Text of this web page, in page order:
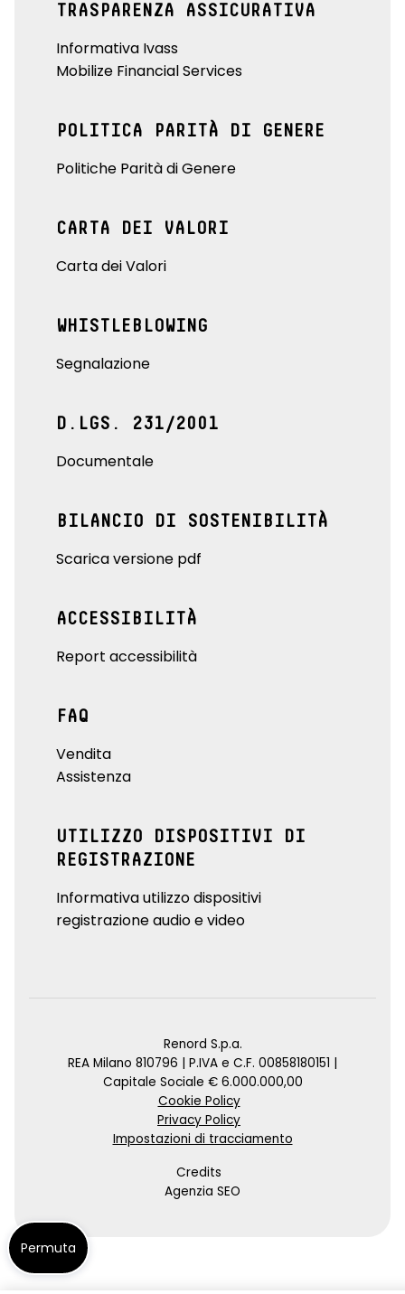
TRASPARENZA ASSICURATIVA
Informativa Ivass
Mobilize Financial Services
POLITICA PARITÀ DI GENERE
Politiche Parità di Genere
CARTA DEI VALORI
Carta dei Valori
WHISTLEBLOWING
Segnalazione
D.LGS. 231/2001
Documentale
BILANCIO DI SOSTENIBILITÀ
Scarica versione pdf
ACCESSIBILITÀ
Report accessibilità
FAQ
Vendita
Assistenza
UTILIZZO DISPOSITIVI DI
REGISTRAZIONE
Informativa utilizzo dispositivi
registrazione audio e video
Renord S.p.a.
REA Milano 810796 | P.IVA e C.F. 00858180151 |
Capitale Sociale € 6.000.000,00
Cookie Policy
Privacy Policy
Impostazioni di tracciamento
Credits
Agenzia SEO
Permuta